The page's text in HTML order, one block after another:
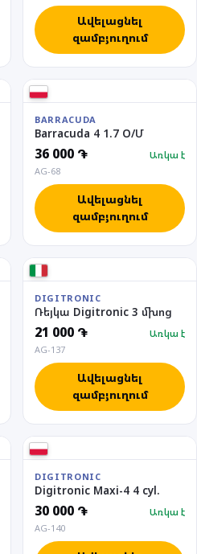
Ավելացնել
զամբյուղում
BARRACUDA
Barracuda 4 1.7 O/Մ
36 000 ֏
Առկա է
AG-68
Ավելացնել
զամբյուղում
DIGITRONIC
Ռեյկա Digitronic 3 մխոց
21 000 ֏
Առկա է
AG-137
Ավելացնել
զամբյուղում
DIGITRONIC
Digitronic Maxi-4 4 cyl.
30 000 ֏
Առկա է
AG-140